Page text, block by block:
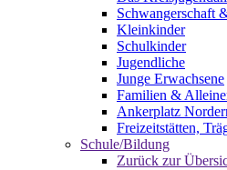
Schwangerschaft
Kleinkinder
Schulkinder
Jugendliche
Junge Erwachsene
Familien &
Ankerplatz
Freizeitstätten,
Schule/Bildung
Zurück zur